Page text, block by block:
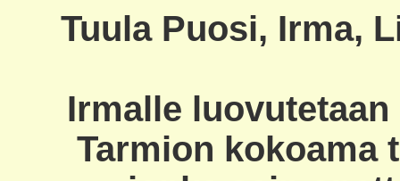
Tuula Puosi, Irma,
Irmalle
Tarmion kokoama